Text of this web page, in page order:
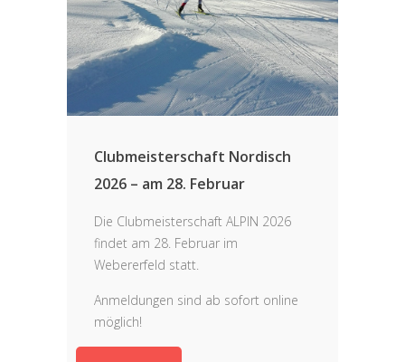
Clubmeisterschaft Nordisch
2026 – am 28. Februar
Die Clubmeisterschaft ALPIN 2026
findet am 28. Februar im
Webererfeld statt.
Anmeldungen sind ab sofort online
möglich!